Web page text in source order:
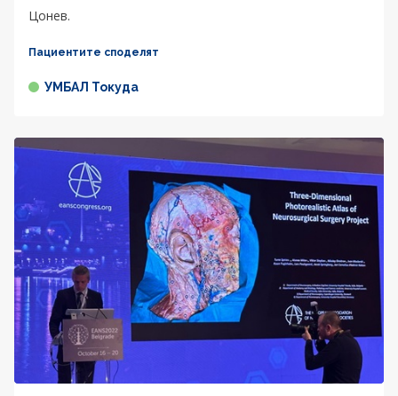
Цонев.
Пациентите споделят
УМБАЛ Токуда